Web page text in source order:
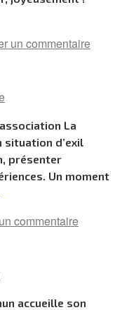
un commentaire
La
situation d’exil
présenter
Un moment
commentaire
accueille son